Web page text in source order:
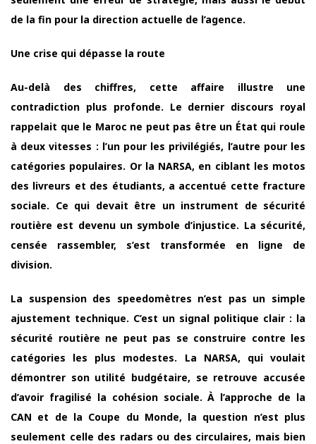
de la fin pour la direction actuelle de l’agence.
Une crise qui dépasse la route
Au-delà des chiffres, cette affaire illustre une
contradiction plus profonde. Le dernier discours royal
rappelait que le Maroc ne peut pas être un État qui roule
à deux vitesses : l’un pour les privilégiés, l’autre pour les
catégories populaires. Or la NARSA, en ciblant les motos
des livreurs et des étudiants, a accentué cette fracture
sociale. Ce qui devait être un instrument de sécurité
routière est devenu un symbole d’injustice. La sécurité,
censée rassembler, s’est transformée en ligne de
division.
La suspension des speedomètres n’est pas un simple
ajustement technique. C’est un signal politique clair : la
sécurité routière ne peut pas se construire contre les
catégories les plus modestes. La NARSA, qui voulait
démontrer son utilité budgétaire, se retrouve accusée
d’avoir fragilisé la cohésion sociale. À l’approche de la
CAN et de la Coupe du Monde, la question n’est plus
seulement celle des radars ou des circulaires, mais bien